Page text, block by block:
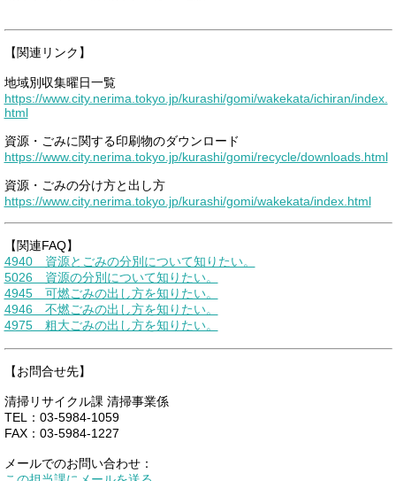
【関連リンク】
地域別収集曜日一覧
https://www.city.nerima.tokyo.jp/kurashi/gomi/wakekata/ichiran/index.
html
資源・ごみに関する印刷物のダウンロード
https://www.city.nerima.tokyo.jp/kurashi/gomi/recycle/downloads.html
資源・ごみの分け方と出し方
https://www.city.nerima.tokyo.jp/kurashi/gomi/wakekata/index.html
【関連FAQ】
4940 資源とごみの分別について知りたい。
5026 資源の分別について知りたい。
4945 可燃ごみの出し方を知りたい。
4946 不燃ごみの出し方を知りたい。
4975 粗大ごみの出し方を知りたい。
【お問合せ先】
清掃リサイクル課 清掃事業係
TEL：03-5984-1059
FAX：03-5984-1227
メールでのお問い合わせ：